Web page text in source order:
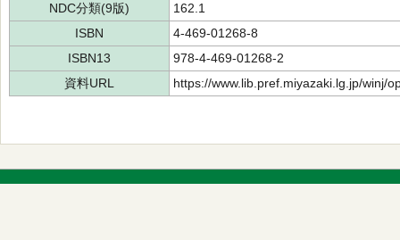
NDC分類(9版)
162.1
ISBN
4-469-01268-8
ISBN13
978-4-469-01268-2
資料URL
https://www.lib.pref.miyazaki.lg.jp/winj/